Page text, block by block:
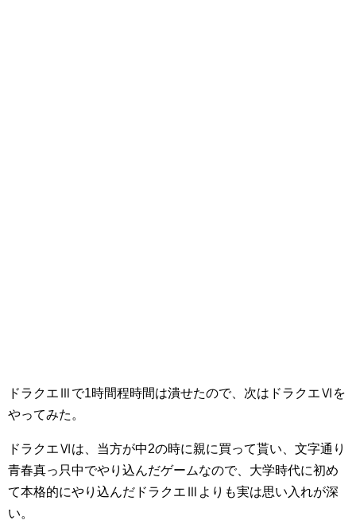
ドラクエⅢで1時間程時間は潰せたので、次はドラクエⅥを
やってみた。
ドラクエⅥは、当方が中2の時に親に買って貰い、文字通り
青春真っ只中でやり込んだゲームなので、大学時代に初め
て本格的にやり込んだドラクエⅢよりも実は思い入れが深
い。